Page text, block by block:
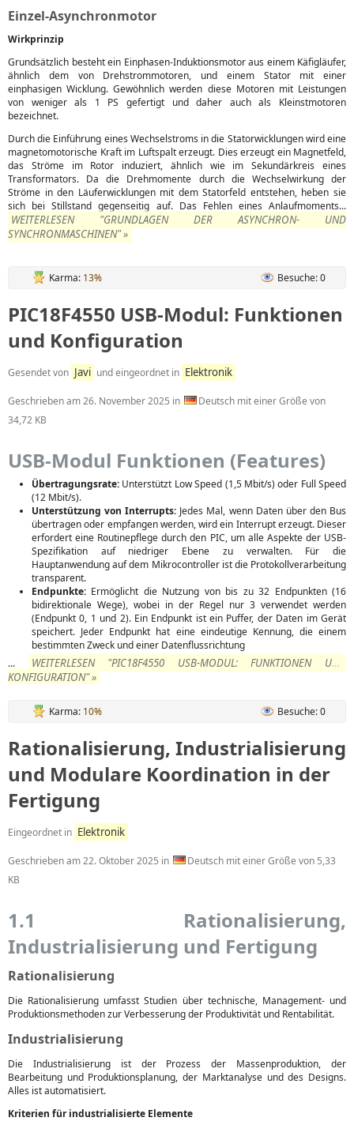
Einzel-Asynchronmotor
Wirkprinzip
Grundsätzlich besteht ein Einphasen-Induktionsmotor aus einem Käfigläufer,
ähnlich dem von Drehstrommotoren, und einem Stator mit einer
einphasigen Wicklung. Gewöhnlich werden diese Motoren mit Leistungen
von weniger als 1 PS gefertigt und daher auch als Kleinstmotoren
bezeichnet.
Durch die Einführung eines Wechselstroms in die Statorwicklungen wird eine
magnetomotorische Kraft im Luftspalt erzeugt. Dies erzeugt ein Magnetfeld,
das Ströme im Rotor induziert, ähnlich wie im Sekundärkreis eines
Transformators. Da die Drehmomente durch die Wechselwirkung der
Ströme in den Läuferwicklungen mit dem Statorfeld entstehen, heben sie
sich bei Stillstand gegenseitig auf. Das Fehlen eines Anlaufmoments...
WEITERLESEN "GRUNDLAGEN DER ASYNCHRON- UND
SYNCHRONMASCHINEN" »
Karma: 13% Besuche: 0
PIC18F4550 USB-Modul: Funktionen
und Konfiguration
Gesendet von Javi und eingeordnet in Elektronik
Geschrieben am26. November 2025 in
Deutsch mit einer Größe von
34,72 KB
USB-Modul Funktionen (Features)
Übertragungsrate: Unterstützt Low Speed (1,5 Mbit/s) oder Full Speed
(12 Mbit/s).
Unterstützung von Interrupts: Jedes Mal, wenn Daten über den Bus
übertragen oder empfangen werden, wird ein Interrupt erzeugt. Dieser
erfordert eine Routinepflege durch den PIC, um alle Aspekte der USB-
Spezifikation auf niedriger Ebene zu verwalten. Für die
Hauptanwendung auf dem Mikrocontroller ist die Protokollverarbeitung
transparent.
Endpunkte: Ermöglicht die Nutzung von bis zu 32 Endpunkten (16
bidirektionale Wege), wobei in der Regel nur 3 verwendet werden
(Endpunkt 0, 1 und 2). Ein Endpunkt ist ein Puffer, der Daten im Gerät
speichert. Jeder Endpunkt hat eine eindeutige Kennung, die einem
bestimmten Zweck und einer Datenflussrichtung
...
WEITERLESEN "PIC18F4550 USB-MODUL: FUNKTIONEN UND
KONFIGURATION" »
Karma: 10% Besuche: 0
Rationalisierung, Industrialisierung
und Modulare Koordination in der
Fertigung
Eingeordnet in Elektronik
Geschrieben am22. Oktober 2025 in
Deutsch mit einer Größe von 5,33
KB
1.1 Rationalisierung,
Industrialisierung und Fertigung
Rationalisierung
Die Rationalisierung umfasst Studien über technische, Management- und
Produktionsmethoden zur Verbesserung der Produktivität und Rentabilität.
Industrialisierung
Die Industrialisierung ist der Prozess der Massenproduktion, der
Bearbeitung und Produktionsplanung, der Marktanalyse und des Designs.
Alles ist automatisiert.
Kriterien für industrialisierte Elemente